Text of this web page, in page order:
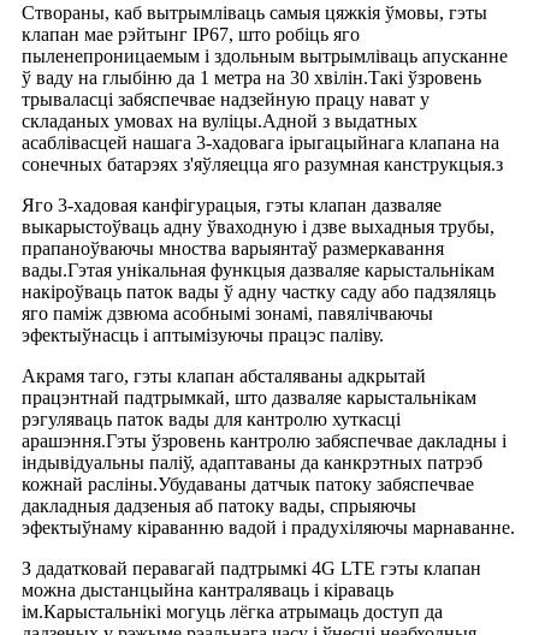
Створаны, каб вытрымліваць самыя цяжкія ўмовы, гэты
клапан мае рэйтынг IP67, што робіць яго
пыленепроницаемым і здольным вытрымліваць апусканне
ў ваду на глыбіню да 1 метра на 30 хвілін.Такі ўзровень
трываласці забяспечвае надзейную працу нават у
складаных умовах на вуліцы.Адной з выдатных
асаблівасцей нашага 3-хадовага ірыгацыйнага клапана на
сонечных батарэях з'яўляецца яго разумная канструкцыя.з
Яго 3-хадовая канфігурацыя, гэты клапан дазваляе
выкарыстоўваць адну ўваходную і дзве выхадныя трубы,
прапаноўваючы мноства варыянтаў размеркавання
вады.Гэтая унікальная функцыя дазваляе карыстальнікам
накіроўваць паток вады ў адну частку саду або падзяляць
яго паміж дзвюма асобнымі зонамі, павялічваючы
эфектыўнасць і аптымізуючы працэс паліву.
Акрамя таго, гэты клапан абсталяваны адкрытай
працэнтнай падтрымкай, што дазваляе карыстальнікам
рэгуляваць паток вады для кантролю хуткасці
арашэння.Гэты ўзровень кантролю забяспечвае дакладны і
індывідуальны паліў, адаптаваны да канкрэтных патрэб
кожнай расліны.Убудаваны датчык патоку забяспечвае
дакладныя дадзеныя аб патоку вады, спрыяючы
эфектыўнаму кіраванню вадой і прадухіляючы марнаванне.
З дадатковай перавагай падтрымкі 4G LTE гэты клапан
можна дыстанцыйна кантраляваць і кіраваць
ім.Карыстальнікі могуць лёгка атрымаць доступ да